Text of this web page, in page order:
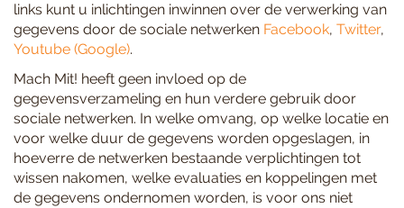
links kunt u inlichtingen inwinnen over de verwerking van
gegevens door de sociale netwerken Facebook, Twitter,
Youtube (Google).
Mach Mit! heeft geen invloed op de
gegevensverzameling en hun verdere gebruik door
sociale netwerken. In welke omvang, op welke locatie en
voor welke duur de gegevens worden opgeslagen, in
hoeverre de netwerken bestaande verplichtingen tot
wissen nakomen, welke evaluaties en koppelingen met
de gegevens ondernomen worden, is voor ons niet